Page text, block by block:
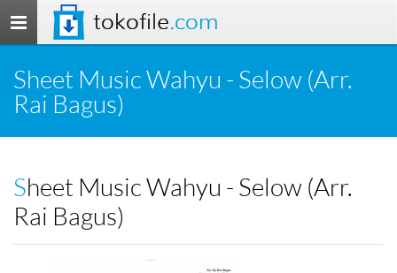
Toggle
navigation
tokofile.com
Sheet Music Wahyu - Selow (Arr.
Rai Bagus)
Sheet Music Wahyu - Selow (Arr.
Rai Bagus)